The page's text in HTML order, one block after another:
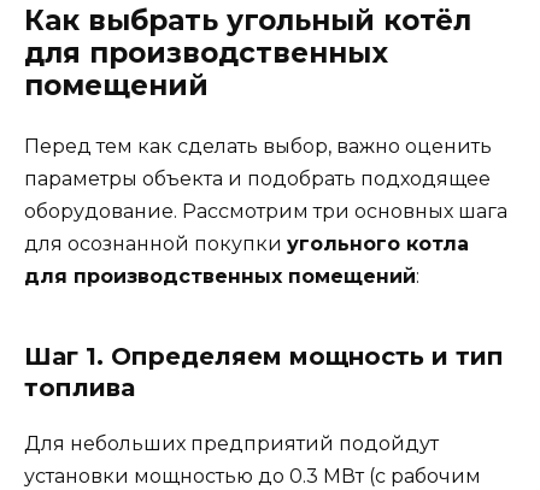
Как выбрать угольный котёл
для производственных
помещений
Перед тем как сделать выбор, важно оценить
параметры объекта и подобрать подходящее
оборудование. Рассмотрим три основных шага
для осознанной покупки угольного котла
для производственных помещений:
Шаг 1. Определяем мощность и тип
топлива
Для небольших предприятий подойдут
установки мощностью до 0.3 МВт (с рабочим